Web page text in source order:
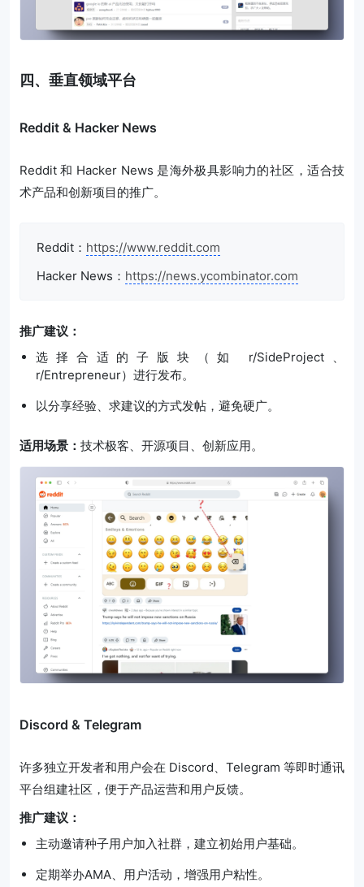
四、垂直领域平台
Reddit & Hacker News
Reddit 和 Hacker News 是海外极具影响力的社区，适合技
术产品和创新项目的推广。
Reddit： https://www.reddit.com
Hacker News： https://news.ycombinator.com
推广建议：
选择合适的子版块（如 r/SideProject、
r/Entrepreneur）进行发布。
以分享经验、求建议的方式发帖，避免硬广。
适用场景： 技术极客、开源项目、创新应用。
Discord & Telegram
许多独立开发者和用户会在 Discord、Telegram 等即时通讯
平台组建社区，便于产品运营和用户反馈。
推广建议：
主动邀请种子用户加入社群，建立初始用户基础。
定期举办AMA、用户活动，增强用户粘性。